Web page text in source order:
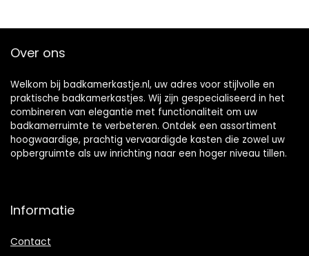
Over ons
Welkom bij badkamerkastje.nl, uw adres voor stijlvolle en
praktische badkamerkastjes. Wij zijn gespecialiseerd in het
combineren van elegantie met functionaliteit om uw
badkamerruimte te verbeteren. Ontdek een assortiment
hoogwaardige, prachtig vervaardigde kasten die zowel uw
opbergruimte als uw inrichting naar een hoger niveau tillen.
Informatie
Contact